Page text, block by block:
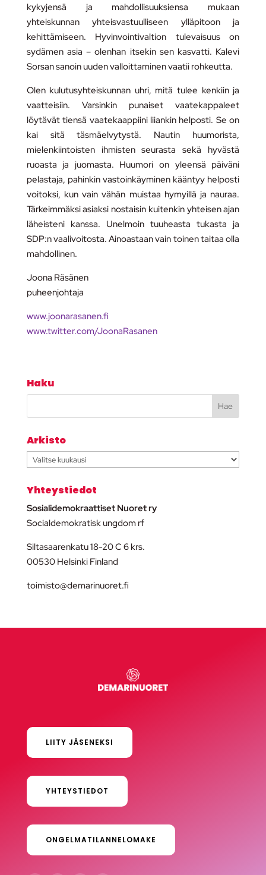
kykyjensä ja mahdollisuuksiensa mukaan
yhteiskunnan yhteisvastuulliseen ylläpitoon ja
kehittämiseen. Hyvinvointivaltion tulevaisuus on
sydämen asia – olenhan itsekin sen kasvatti. Kalevi
Sorsan sanoin uuden valloittaminen vaatii rohkeutta.
Olen kulutusyhteiskunnan uhri, mitä tulee kenkiin ja
vaatteisiin. Varsinkin punaiset vaatekappaleet
löytävät tiensä vaatekaappiini liiankin helposti. Se on
kai sitä täsmäelvytystä. Nautin huumorista,
mielenkiintoisten ihmisten seurasta sekä hyvästä
ruoasta ja juomasta. Huumori on yleensä päiväni
pelastaja, pahinkin vastoinkäyminen kääntyy helposti
voitoksi, kun vain vähän muistaa hymyillä ja nauraa.
Tärkeimmäksi asiaksi nostaisin kuitenkin yhteisen ajan
läheisteni kanssa. Unelmoin tuuheasta tukasta ja
SDP:n vaalivoitosta. Ainoastaan vain toinen taitaa olla
mahdollinen.
Joona Räsänen
puheenjohtaja
www.joonarasanen.fi
www.twitter.com/JoonaRasanen
Haku
Arkisto
Arkisto
Yhteystiedot
Sosialidemokraattiset Nuoret ry
Socialdemokratisk ungdom rf
Siltasaarenkatu 18-20 C 6 krs.
00530 Helsinki Finland
toimisto@demarinuoret.fi
LIITY JÄSENEKSI
YHTEYSTIEDOT
ONGELMATILANNELOMAKE